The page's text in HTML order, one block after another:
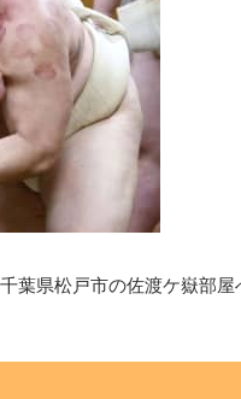
葉県松戸市の佐渡ケ嶽部